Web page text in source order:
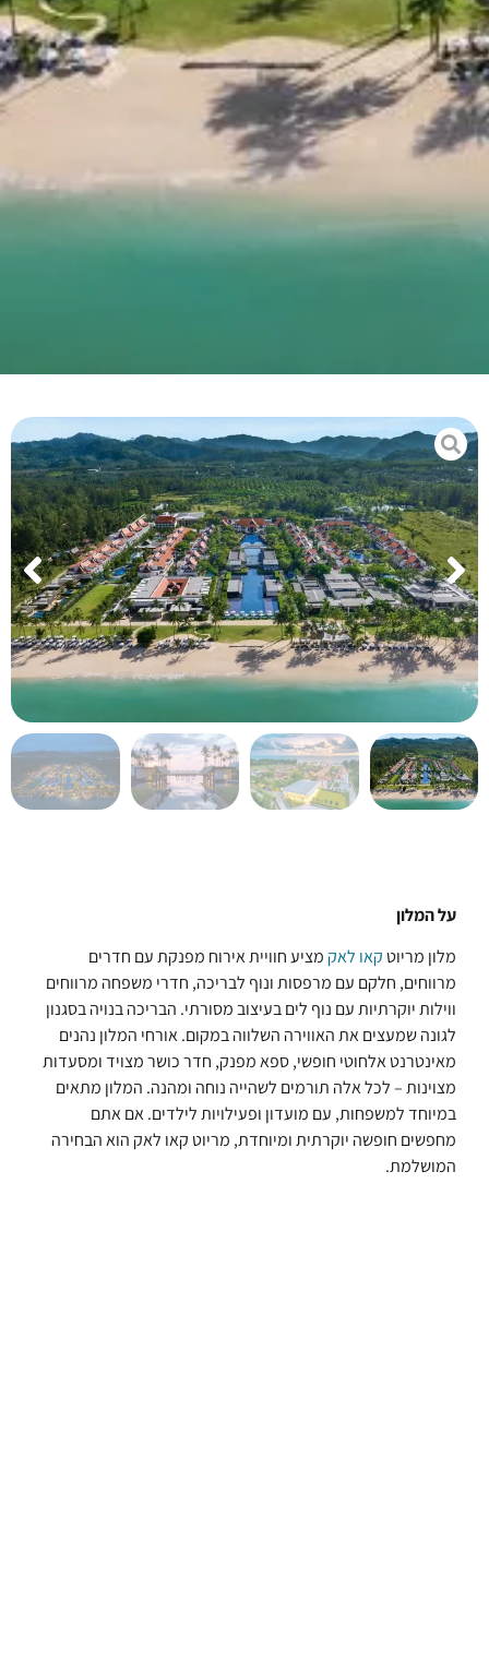
על המלון
מלון מריוטקאו לאק מציע חוויית אירוח מפנקת עם חדרים
מרווחים, חלקם עם מרפסות ונוף לבריכה, חדרי משפחה מרווחים
ווילות יוקרתיות עם נוף לים בעיצוב מסורתי. הבריכה בנויה בסגנון
לגונה שמעצים את האווירה השלווה במקום. אורחי המלון נהנים
מאינטרנט אלחוטי חופשי, ספא מפנק, חדר כושר מצויד ומסעדות
מצוינות – לכל אלה תורמים לשהייה נוחה ומהנה. המלון מתאים
במיוחד למשפחות, עם מועדון ופעילויות לילדים. אם אתם
מחפשים חופשה יוקרתית ומיוחדת, מריוט קאו לאק הוא הבחירה
המושלמת.